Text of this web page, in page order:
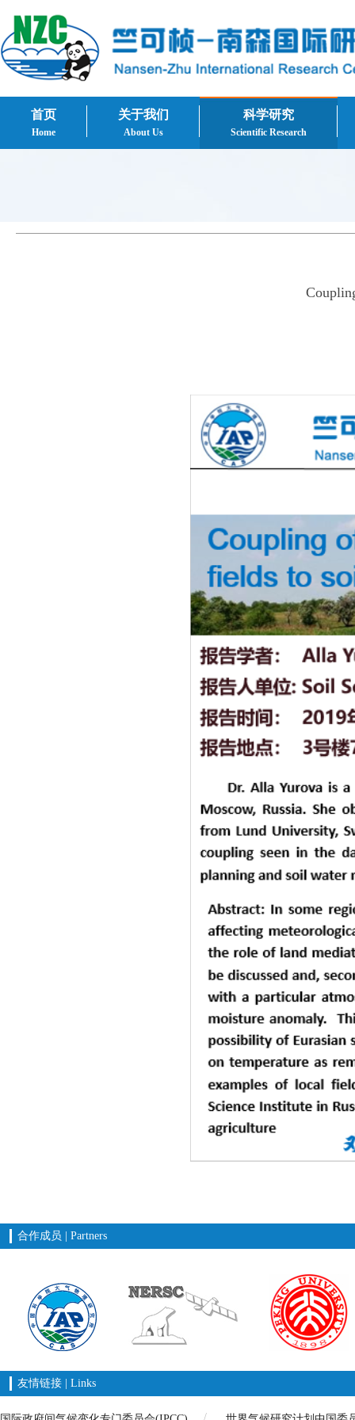
首页
Home
关于我们
About Us
科学研究
Scientific Research
合作成员 | Partners
友情链接 | Links